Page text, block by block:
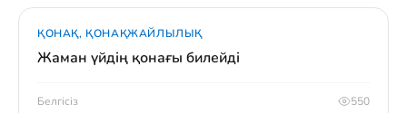
ҚОНАҚ, ҚОНАҚЖАЙЛЫЛЫҚ
Жаман үйдің қонағы билейді
Белгісіз 550